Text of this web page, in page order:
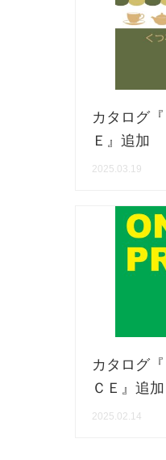
カタログ
Ｅ』追加
2025.03.19
カタログ
ＣＥ』追加
2025.02.14